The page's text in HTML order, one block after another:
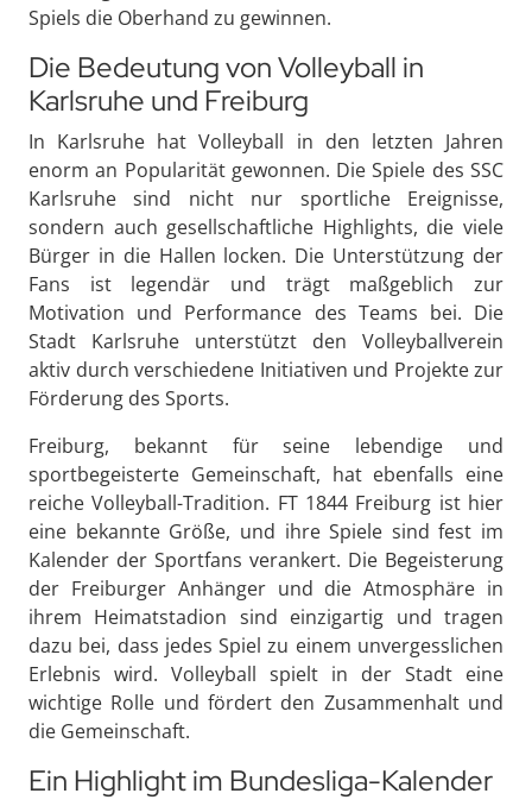
Spiels die Oberhand zu gewinnen.
Die Bedeutung von Volleyball in
Karlsruhe und Freiburg
In Karlsruhe hat Volleyball in den letzten Jahren
enorm an Popularität gewonnen. Die Spiele des SSC
Karlsruhe sind nicht nur sportliche Ereignisse,
sondern auch gesellschaftliche Highlights, die viele
Bürger in die Hallen locken. Die Unterstützung der
Fans ist legendär und trägt maßgeblich zur
Motivation und Performance des Teams bei. Die
Stadt Karlsruhe unterstützt den Volleyballverein
aktiv durch verschiedene Initiativen und Projekte zur
Förderung des Sports.
Freiburg, bekannt für seine lebendige und
sportbegeisterte Gemeinschaft, hat ebenfalls eine
reiche Volleyball-Tradition. FT 1844 Freiburg ist hier
eine bekannte Größe, und ihre Spiele sind fest im
Kalender der Sportfans verankert. Die Begeisterung
der Freiburger Anhänger und die Atmosphäre in
ihrem Heimatstadion sind einzigartig und tragen
dazu bei, dass jedes Spiel zu einem unvergesslichen
Erlebnis wird. Volleyball spielt in der Stadt eine
wichtige Rolle und fördert den Zusammenhalt und
die Gemeinschaft.
Ein Highlight im Bundesliga-Kalender